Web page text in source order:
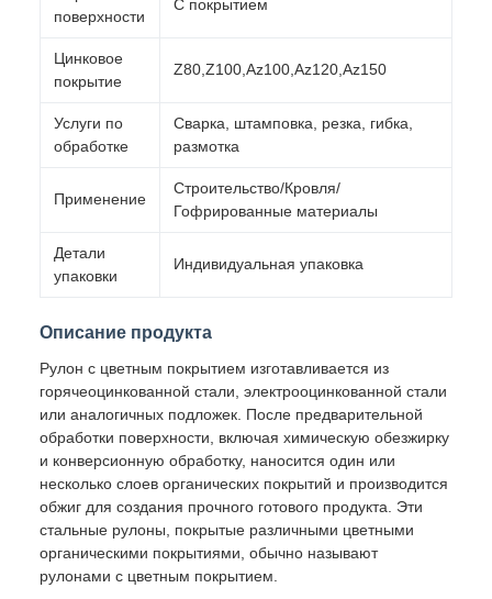
поверхности
С покрытием
Цинковое
покрытие
Z80,Z100,Az100,Az120,Az150
Услуги по
обработке
Сварка, штамповка, резка, гибка,
размотка
Применение
Строительство/Кровля/
Гофрированные материалы
Детали
упаковки
Индивидуальная упаковка
Описание продукта
Рулон с цветным покрытием изготавливается из
горячеоцинкованной стали, электрооцинкованной стали
или аналогичных подложек. После предварительной
обработки поверхности, включая химическую обезжирку
и конверсионную обработку, наносится один или
несколько слоев органических покрытий и производится
обжиг для создания прочного готового продукта. Эти
стальные рулоны, покрытые различными цветными
органическими покрытиями, обычно называют
рулонами с цветным покрытием.